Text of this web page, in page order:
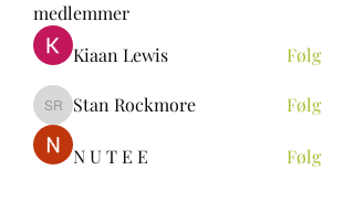
medlemmer
Kiaan Lewis
Følg
Stan Rockmore
Stan Rockmore Følg
N U T E E Følg